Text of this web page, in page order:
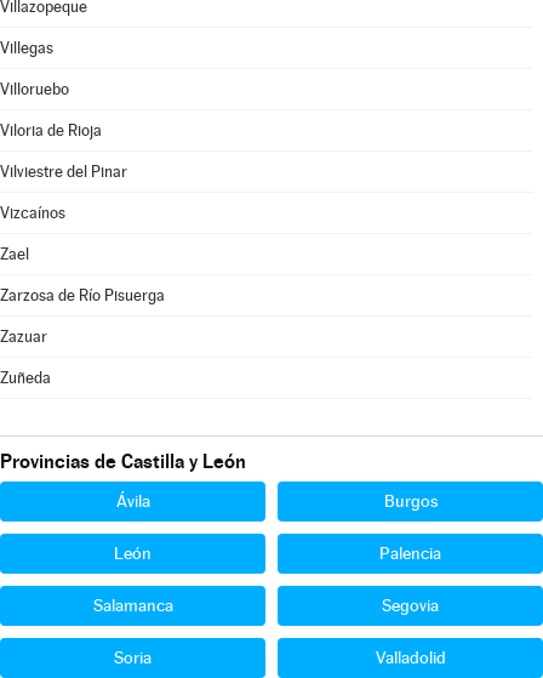
Villazopeque
Villegas
Villoruebo
Viloria de Rioja
Vilviestre del Pinar
Vizcaínos
Zael
Zarzosa de Río Pisuerga
Zazuar
Zuñeda
Provincias de Castilla y León
Ávila Burgos
León Palencia
Salamanca Segovia
Soria Valladolid